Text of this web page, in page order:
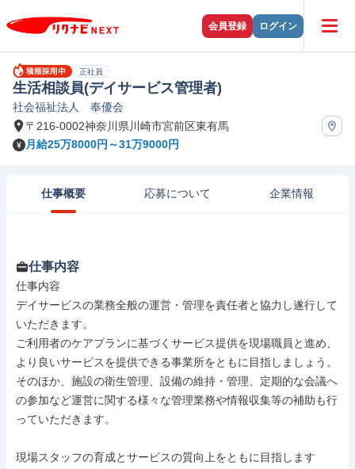
会員登録 ログイン
正社員
生活相談員(デイサービス管理者)
社会福祉法人 奉優会
〒216-0002神奈川県川崎市宮前区東有馬
月給25万8000円～31万9000円
仕事概要 応募について 企業情報
仕事内容
仕事内容
デイサービスの業務全般の運営・管理を責任者と協力し遂行して
いただきます。
ご利用者のケアプランに基づくサービス提供を現場職員と進め、
より良いサービスを提供できる事業所をともに目指しましょう。
そのほか、施設の衛生管理、設備の維持・管理、定期的な会議へ
の参加など運営に関する様々な管理業務や情報収集等の補助も行
っていただきます。
現場スタッフの育成とサービスの質向上をともに目指します